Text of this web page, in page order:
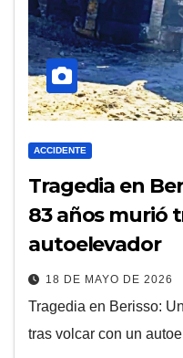
ACCIDENTE
Tragedia en
83 años murió
autoelevador
18 DE MAYO DE 2026
Tragedia en Berisso:
tras volcar con un